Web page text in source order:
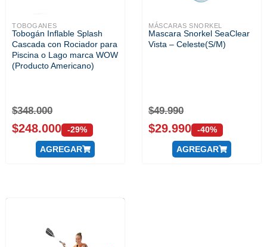
TOBOGANES
Tobogán Inflable Splash
Cascada con Rociador para
Piscina o Lago marca WOW
(Producto Americano)
$348.000
$248.000 -29%
AGREGAR
MÁSCARAS SNORKEL
Mascara Snorkel SeaClear
Vista – Celeste(S/M)
$49.990
$29.990 -40%
AGREGAR